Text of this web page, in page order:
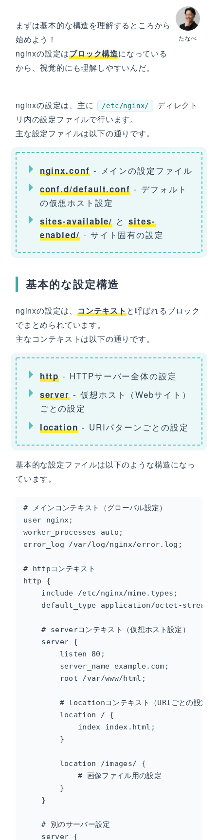
たなべ
まずは基本的な構造を理解するところから
始めよう！
nginxの設定はブロック構造になっている
から、視覚的にも理解しやすいんだ。
nginxの設定は、主に /etc/nginx/
ディレクト
リ内の設定ファイルで行います。
主な設定ファイルは以下の通りです。
nginx.conf- メインの設定ファイル
conf.d/default.conf - デフォルト
の仮想ホスト設定
sites-available/ とsites-
enabled/- サイト固有の設定
基本的な設定構造
nginxの設定は、 コンテキストと呼ばれるブロック
でまとめられています。
主なコンテキストは以下の通りです。
http - HTTPサーバー全体の設定
server - 仮想ホスト（Webサイト）
ごとの設定
location- URIパターンごとの設定
基本的な設定ファイルは以下のような構造になっ
ています。
# メインコンテキスト（グローバル設定）
user nginx;
worker_processes auto;
error_log /var/log/nginx/error.log;
# httpコンテキスト
http {
    include /etc/nginx/mime.types;
    default_type application/octet-stream;
    # serverコンテキスト（仮想ホスト設定）
    server {
        listen 80;
        server_name example.com;
        root /var/www/html;
        # locationコンテキスト（URIごとの設定）
        location / {
            index index.html;
        }
        location /images/ {
            # 画像ファイル用の設定
        }
    }
    # 別のサーバー設定
    server {